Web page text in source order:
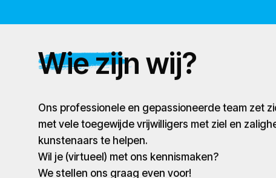
Wie zijn wij?
Ons professionele en gepassioneerde team zet
met vele toegewijde vrijwilligers met ziel en
kunstenaars te helpen.
Wil je (virtueel) met ons kennismaken?
We stellen ons graag even voor!